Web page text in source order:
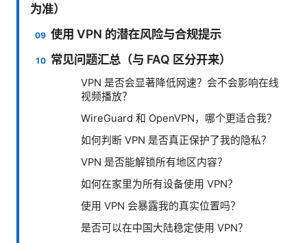
为准）
使用 VPN 的潜在风险与合规提示
常见问题汇总（与 FAQ 区分开来）
VPN 是否会显著降低网速？会不会影响在线
视频播放？
WireGuard 和 OpenVPN，哪个更适合我？
如何判断 VPN 是否真正保护了我的隐私？
VPN 是否能解锁所有地区内容？
如何在家里为所有设备使用 VPN？
使用 VPN 会暴露我的真实位置吗？
是否可以在中国大陆稳定使用 VPN？